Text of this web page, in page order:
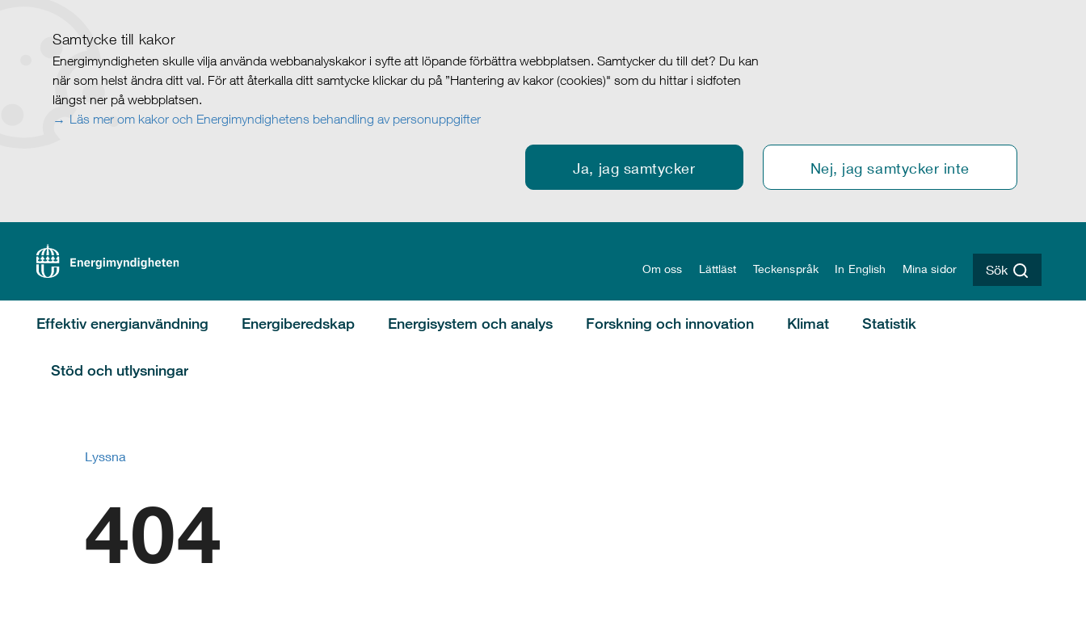
Samtycke till kakor
Energimyndigheten skulle vilja använda webbanalyskakor i syfte att löpande förbättra webbplatsen. Samtycker du till det? Du kan
när som helst ändra ditt val. För att återkalla ditt samtycke klickar du på ”Hantering av kakor (cookies)" som du hittar i sidfoten
längst ner på webbplatsen.
Läs mer om kakor och Energimyndighetens behandling av personuppgifter
Ja, jag samtycker Nej, jag samtycker inte
Om oss Lättläst Teckenspråk In English Mina sidor Sök
Effektiv energianvändning Energiberedskap Energisystem och analys Forskning och innovation Klimat Statistik
Stöd och utlysningar
Lyssna
404